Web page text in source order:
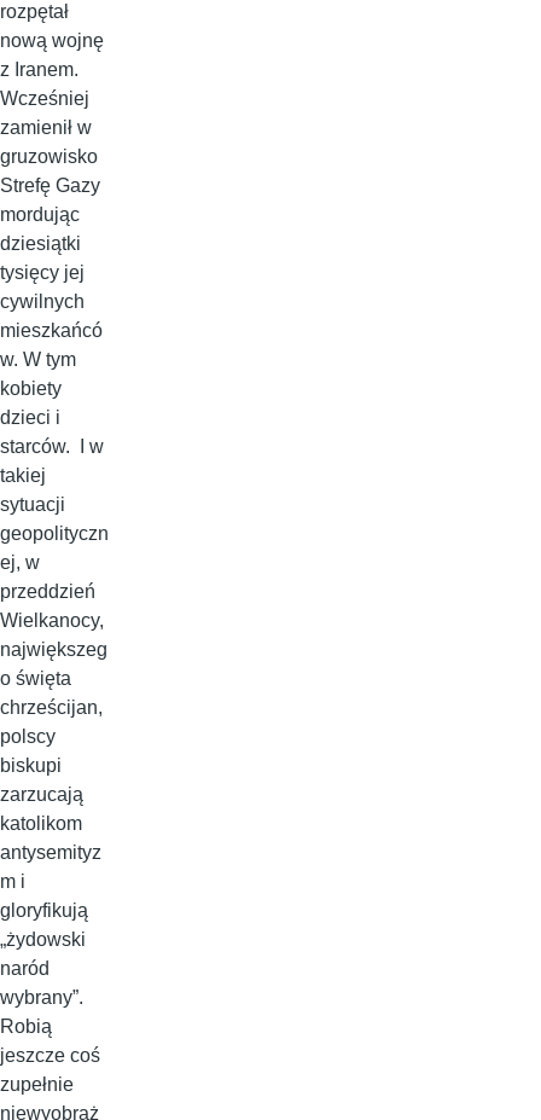
rozpętał
nową wojnę
z Iranem.
Wcześniej
zamienił w
gruzowisko
Strefę Gazy
mordując
dziesiątki
tysięcy jej
cywilnych
mieszkańcó
w. W tym
kobiety
dzieci i
starców. I w
takiej
sytuacji
geopolityczn
ej, w
przeddzień
Wielkanocy,
największeg
o święta
chrześcijan,
polscy
biskupi
zarzucają
katolikom
antysemityz
m i
gloryfikują
„żydowski
naród
wybrany”.
Robią
jeszcze coś
zupełnie
niewyobraż